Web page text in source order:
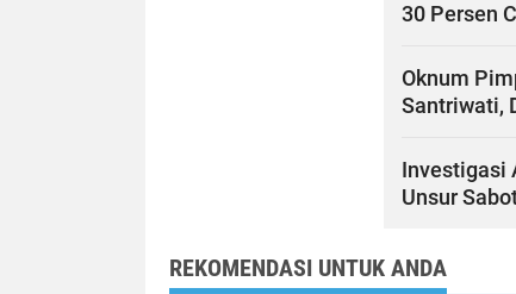
30 Persen
Oknum
Santriwati,
Investigasi
Unsur
REKOMENDASI UNTUK ANDA